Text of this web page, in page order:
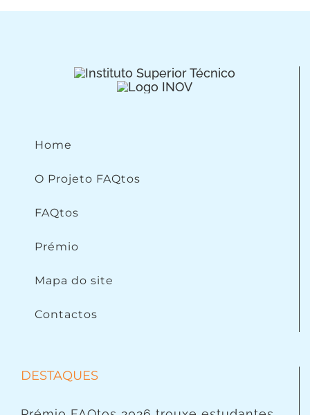
Home
O Projeto FAQtos
FAQtos
Prémio
Mapa do site
Contactos
DESTAQUES